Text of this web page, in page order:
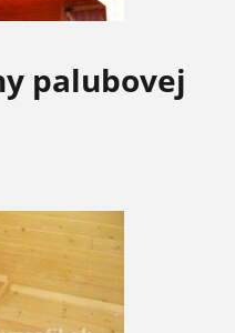
palubovej